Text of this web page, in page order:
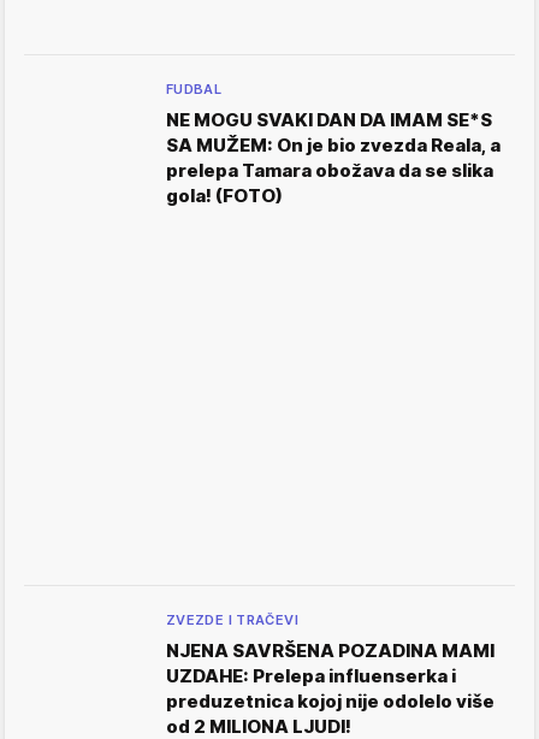
FUDBAL
NE MOGU SVAKI DAN DA IMAM SE*S
SA MUŽEM: On je bio zvezda Reala, a
prelepa Tamara obožava da se slika
gola! (FOTO)
ZVEZDE I TRAČEVI
NJENA SAVRŠENA POZADINA MAMI
UZDAHE: Prelepa influenserka i
preduzetnica kojoj nije odolelo više
od 2 MILIONA LJUDI!